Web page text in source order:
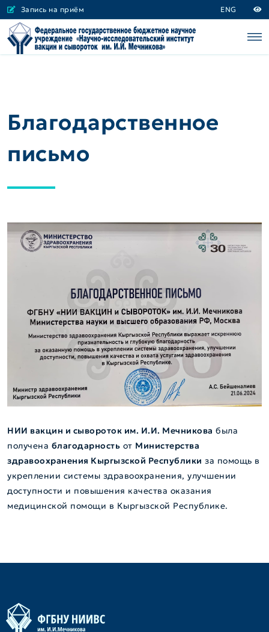
Запись на приём ENG
Благодарственное
письмо
НИИ вакцин и сывороток им. И.И. Мечникова была
получена благодарность от Министерства
здравоохранения Кыргызской Республики за помощь в
укреплении системы здравоохранения, улучшении
доступности и повышения качества оказания
медицинской помощи в Кыргызской Республике.